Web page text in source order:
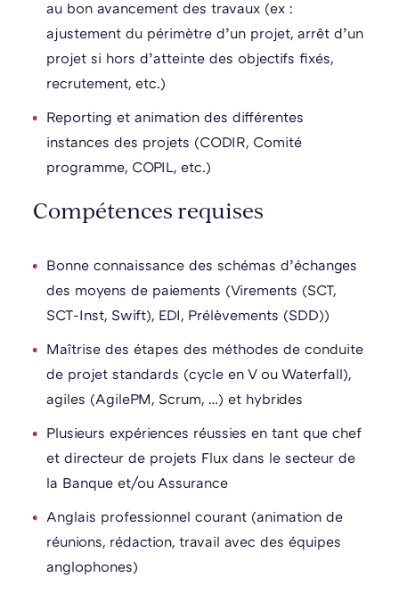
au bon avancement des travaux (ex :
ajustement du périmètre d’un projet, arrêt d’un
projet si hors d’atteinte des objectifs fixés,
recrutement, etc.)
Reporting et animation des différentes
instances des projets (CODIR, Comité
programme, COPIL, etc.)
Compétences requises
Bonne connaissance des schémas d’échanges
des moyens de paiements (Virements (SCT,
SCT-Inst, Swift), EDI, Prélèvements (SDD))
Maîtrise des étapes des méthodes de conduite
de projet standards (cycle en V ou Waterfall),
agiles (AgilePM, Scrum, …) et hybrides
Plusieurs expériences réussies en tant que chef
et directeur de projets Flux dans le secteur de
la Banque et/ou Assurance
Anglais professionnel courant (animation de
réunions, rédaction, travail avec des équipes
anglophones)